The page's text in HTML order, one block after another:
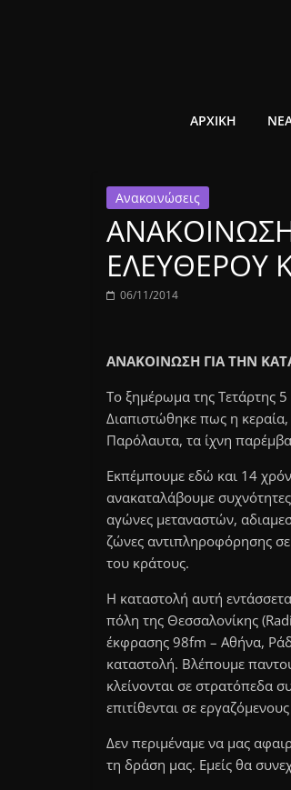
ελεύθερο
1431AM
ΑΡΧΙΚΗ
Ανακοινώσεις
ΕΛΕΥΘΕΡΟΥ
06/11/2014
ΑΝΑΚΟΙΝΩΣΗ ΓΙΑ ΤΗΝ
Το ξημέρωμα της Τετάρτης
Διαπιστώθηκε πως η
Παρόλαυτα, τα ίχνη
Εκπέμπουμε εδώ και 14
ανακαταλάβουμε
αγώνες μεταναστών,
ζώνες αντιπληροφόρησης
του κράτους.
Η καταστολή αυτή
πόλη της Θεσσαλονίκης
έκφρασης 98fm – Αθήνα,
καταστολή. Βλέπουμε
κλείνονται σε στρατόπεδα
επιτίθενται σε
Δεν περιμέναμε να μας
τη δράση μας. Εμείς θα